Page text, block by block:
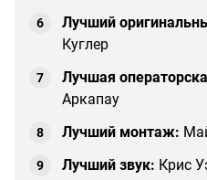
Лучший
Куглер
Лучшая
Аркапау
Лучший монтаж:
Лучший звук: Крис